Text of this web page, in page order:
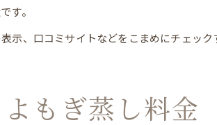
す。
示、口コミサイトなどをこまめにチェック
もぎ蒸し料金